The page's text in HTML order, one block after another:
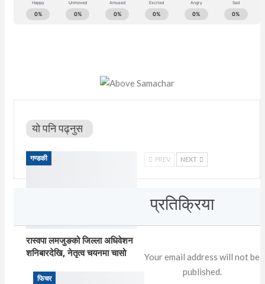
यो पनि पढ्नुस
गण्डकी
रास्वपा लमजुङको जिल्ला अधिवेशन
शनिबारदेखि, नेतृत्व चयनमा चासो
फिचर
PREV NEXT
प्रतिक्रिया
Your email address will not be
published.